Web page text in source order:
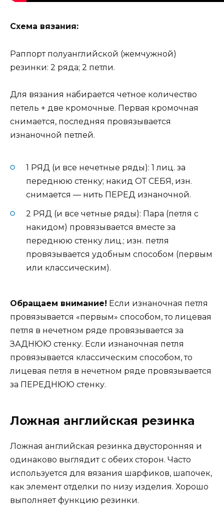
Схема вязания:
Раппорт полуанглийской (жемчужной)
резинки: 2 ряда; 2 петли.
Для вязания набирается четное количество
петель + две кромочные. Первая кромочная
снимается, последняя провязывается
изнаночной петлей.
1 РЯД (и все нечетные ряды): 1 лиц. за
переднюю стенку; накид ОТ СЕБЯ, изн.
снимается — нить ПЕРЕД изнаночной.
2 РЯД (и все четные ряды): Пара (петля с
накидом) провязывается вместе за
переднюю стенку лиц.; изн. петля
провязывается удобным способом (первым
или классическим).
Обращаем внимание! Если изнаночная петля
провязывается «первым» способом, то лицевая
петля в нечетном ряде провязывается за
ЗАДНЮЮ стенку. Если изнаночная петля
провязывается классическим способом, то
лицевая петля в нечетном ряде провязывается
за ПЕРЕДНЮЮ стенку.
Ложная английская резинка
Ложная английская резинка двусторонняя и
одинаково выглядит с обеих сторон. Часто
используется для вязания шарфиков, шапочек,
как элемент отделки по низу изделия. Хорошо
выполняет функцию резинки.